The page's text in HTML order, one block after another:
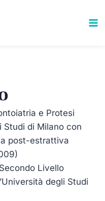
e Protesi
Studi di Milano con
post-estrattiva
Livello
degli Studi